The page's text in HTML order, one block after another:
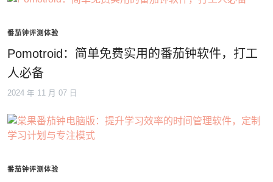
番茄钟评测体验
Pomotroid：简单免费实用的番茄钟软件，打工
人必备
2024 年 11 月 07 日
番茄钟评测体验